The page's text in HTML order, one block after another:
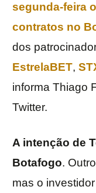
segunda-feira
contratos no
dos
EstrelaBET,
informa Thiago
Twitter.
A intenção de
Botafogo.
mas o